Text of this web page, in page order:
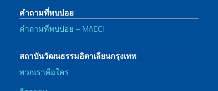
คำถามที่พบบ่อย
คำถามที่พบบ่อย – MAECI
สถาบันวัฒนธรรมอิตาเลียนกรุงเทพ
พวกเราคือใคร